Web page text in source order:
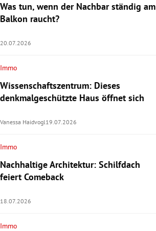
Was tun, wenn der Nachbar ständig am
Balkon raucht?
20.07.2026
Immo
Wissenschaftszentrum: Dieses
denkmalgeschützte Haus öffnet sich
Vanessa Haidvogl 19.07.2026
Immo
Nachhaltige Architektur: Schilfdach
feiert Comeback
18.07.2026
Immo